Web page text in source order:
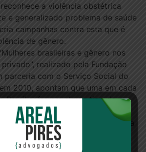
a violência obstétrica
e generalizado problema de saúde
campanhas contra esta que é
de gênero.
brasileiras e gênero nos
realizado pela Fundação
parceria com o Serviço Social do
2010, apontam que uma em cada
Brasil sofreram algum tipo de
a violência obstétrica como uma
culpar nenhuma categoria
específica, posta que esta se